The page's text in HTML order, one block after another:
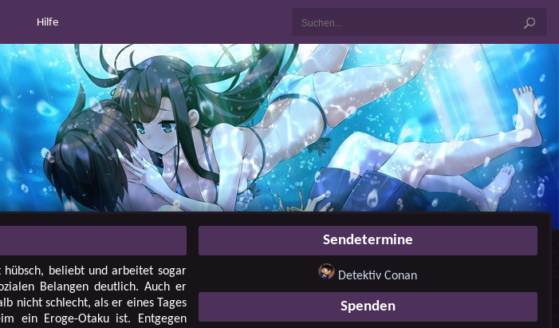
Hilfe
hübsch, beliebt und arbeitet sogar
Belangen deutlich. Auch er
nicht schlecht, als er eines Tages
ein Eroge-Otaku ist. Entgegen
Sendetermine
Detektiv Conan
Spenden